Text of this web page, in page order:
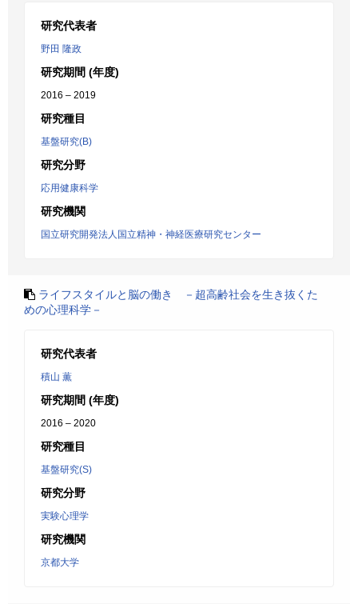
研究代表者
野田 隆政
研究期間 (年度)
2016 – 2019
研究種目
基盤研究(B)
研究分野
応用健康科学
研究機関
国立研究開発法人国立精神・神経医療研究センター
ライフスタイルと脳の働き －超高齢社会を生き抜くた
めの心理科学－
研究代表者
積山 薫
研究期間 (年度)
2016 – 2020
研究種目
基盤研究(S)
研究分野
実験心理学
研究機関
京都大学